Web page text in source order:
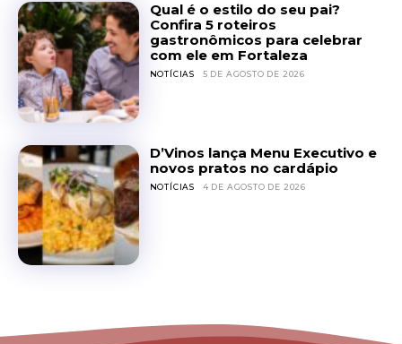
Qual é o estilo do seu pai?
Confira 5 roteiros
gastronômicos para celebrar
com ele em Fortaleza
NOTÍCIAS 5 DE AGOSTO DE 2026
D’Vinos lança Menu Executivo e
novos pratos no cardápio
NOTÍCIAS 4 DE AGOSTO DE 2026